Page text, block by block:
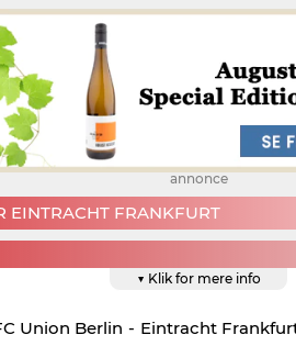
annonce
EINTRACHT FRANKFURT
▼ Klik for mere info
Union Berlin - Eintracht